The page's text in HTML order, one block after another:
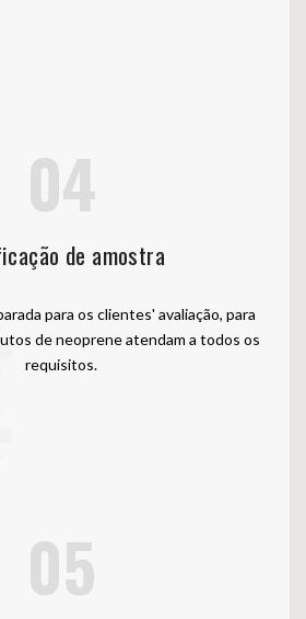
04
de amostra
para os clientes' avaliação, para
de neoprene atendam a todos os
requisitos.
05